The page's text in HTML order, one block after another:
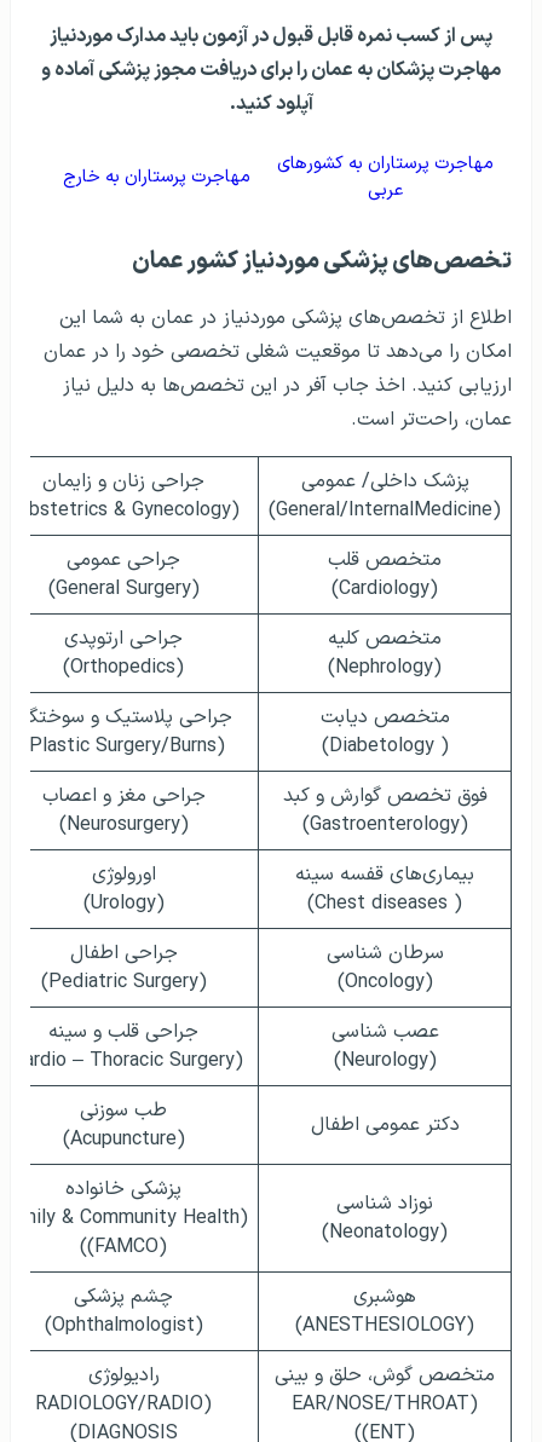
پس از کسب نمره قابل قبول در آزمون باید مدارک موردنیاز
مهاجرت پزشکان به عمان را برای دریافت مجوز پزشکی آماده و
آپلود کنید.
مهاجرت پرستاران به کشورهای
عربی
مهاجرت پرستاران به خارج
تخصص‌های پزشکی موردنیاز کشور عمان
اطلاع از تخصص‌های پزشکی موردنیاز در عمان به شما این
امکان را می‌دهد تا موقعیت شغلی تخصصی خود را در عمان
ارزیابی کنید. اخذ جاب آفر در این تخصص‌ها به دلیل نیاز
عمان،‌ راحت‌تر است.
پزشک داخلی/ عمومی
(General/InternalMedicine)
جراحی زنان و زایمان
(Obstetrics & Gynecology)
متخصص قلب
(Cardiology)
جراحی عمومی
(General Surgery)
متخصص کلیه
(Nephrology)
جراحی ارتوپدی
(Orthopedics)
متخصص دیابت
( Diabetology)
جراحی پلاستیک و سوختگی
(Plastic Surgery/Burns)
فوق تخصص گوارش و کبد
(Gastroenterology)
جراحی مغز و اعصاب
(Neurosurgery)
بیماری‌های قفسه سینه
( Chest diseases)
اورولوژی
(Urology)
سرطان شناسی
(Oncology)
جراحی اطفال
(Pediatric Surgery)
عصب شناسی
(Neurology)
جراحی قلب و سینه
(Cardio – Thoracic Surgery)
دکتر عمومی اطفال
طب سوزنی
(Acupuncture)
نوزاد شناسی
(Neonatology)
پزشکی خانواده
(Family & Community Health
(FAMCO))
هوشبری
(ANESTHESIOLOGY)
چشم پزشکی
(Ophthalmologist)
متخصص گوش، حلق و بینی
(EAR/NOSE/THROAT
(ENT))
رادیولوژی
(RADIOLOGY/RADIO
DIAGNOSIS)